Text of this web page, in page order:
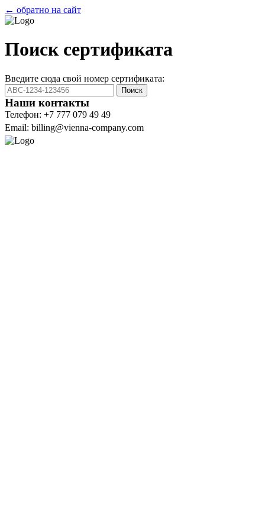
← обратно на сайт
Поиск сертификата
Введите сюда свой номер сертификата:
Поиск
Наши контакты
Телефон: +7 777 079 49 49
Email: billing@vienna-company.com